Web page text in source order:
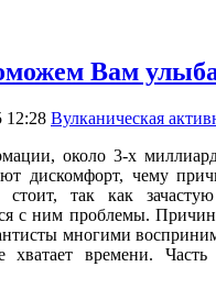
Вам
12:28 Вулканическая
около 3-х
дискомфорт, чему
стоит, так как
с ним проблемы.
многими
хватает времени. Часть